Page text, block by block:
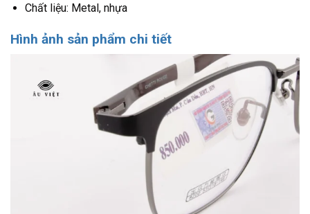
Chất liệu: Metal, nhựa
Hình ảnh sản phẩm chi tiết